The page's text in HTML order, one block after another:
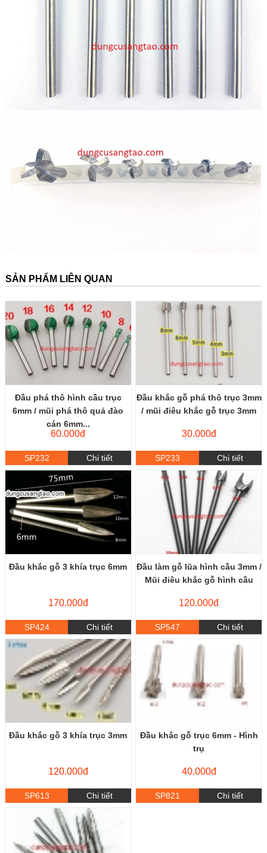
SẢN PHẨM LIÊN QUAN
Đầu phá thô hình cầu trục
6mm / mũi phá thô quả đào
cán 6mm...
60.000đ
SP232 Chi tiết
Đầu khắc gỗ phá thô trục 3mm
/ mũi điêu khắc gỗ trục 3mm
30.000đ
SP233 Chi tiết
Đầu khắc gỗ 3 khía trục 6mm
170.000đ
SP424 Chi tiết
Đầu làm gỗ lũa hình cầu 3mm /
Mũi điêu khắc gỗ hình cầu
120.000đ
SP547 Chi tiết
Đầu khắc gỗ 3 khía trục 3mm
120.000đ
SP613 Chi tiết
Đầu khắc gỗ trục 6mm - Hình
trụ
40.000đ
SP821 Chi tiết